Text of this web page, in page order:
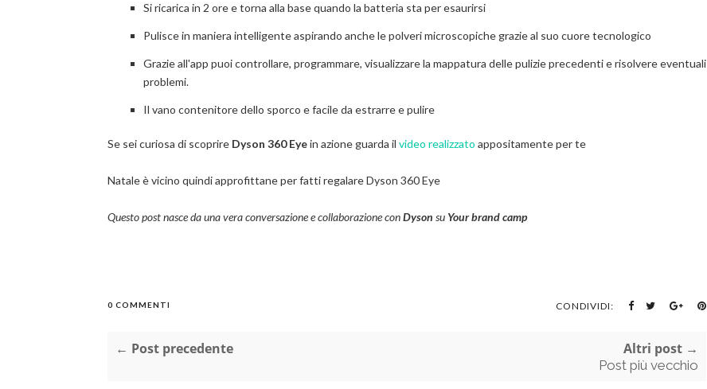
Si ricarica in 2 ore e torna alla base quando la batteria sta per esaurirsi
Pulisce in maniera intelligente aspirando anche le polveri microscopiche grazie al suo cuore tecnologico
Grazie all'app puoi controllare, programmare, visualizzare la mappatura delle pulizie precedenti e risolvere eventuali
problemi.
Il vano contenitore dello sporco e facile da estrarre e pulire
Se sei curiosa di scoprire Dyson 360 Eyein azione guarda il video realizzato appositamente per te
Natale è vicino quindi approfittane per fatti regalare Dyson 360 Eye
Questo post nasce da una vera conversazione e collaborazione conDyson su Your brand camp
0 COMMENTI CONDIVIDI:
← Post precedente Altri post →
Post più vecchio